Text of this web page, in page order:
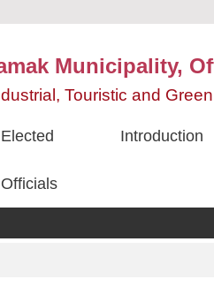
Municipality,
Touristic and
Elected
Officials
Introduction